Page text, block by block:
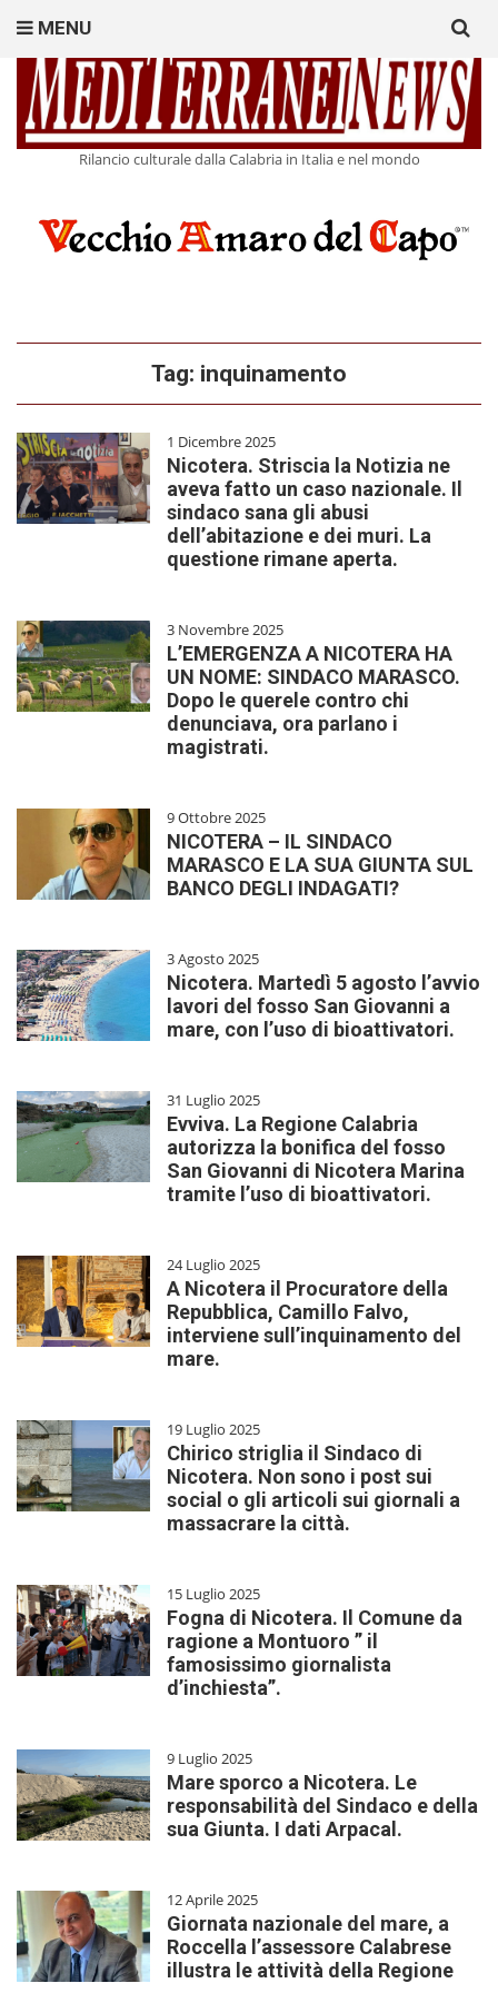
Rilancio culturale dalla Calabria in Italia e nel mondo
MENU
for:
Tag: inquinamento
1 Dicembre 2025
Nicotera. Striscia la Notizia ne
aveva fatto un caso nazionale. Il
sindaco sana gli abusi
dell’abitazione e dei muri. La
questione rimane aperta.
3 Novembre 2025
L’EMERGENZA A NICOTERA HA
UN NOME: SINDACO MARASCO.
Dopo le querele contro chi
denunciava, ora parlano i
magistrati.
9 Ottobre 2025
NICOTERA – IL SINDACO
MARASCO E LA SUA GIUNTA SUL
BANCO DEGLI INDAGATI?
3 Agosto 2025
Nicotera. Martedì 5 agosto l’avvio
lavori del fosso San Giovanni a
mare, con l’uso di bioattivatori.
31 Luglio 2025
Evviva. La Regione Calabria
autorizza la bonifica del fosso
San Giovanni di Nicotera Marina
tramite l’uso di bioattivatori.
24 Luglio 2025
A Nicotera il Procuratore della
Repubblica, Camillo Falvo,
interviene sull’inquinamento del
mare.
19 Luglio 2025
Chirico striglia il Sindaco di
Nicotera. Non sono i post sui
social o gli articoli sui giornali a
massacrare la città.
15 Luglio 2025
Fogna di Nicotera. Il Comune da
ragione a Montuoro ” il
famosissimo giornalista
d’inchiesta”.
9 Luglio 2025
Mare sporco a Nicotera. Le
responsabilità del Sindaco e della
sua Giunta. I dati Arpacal.
12 Aprile 2025
Giornata nazionale del mare, a
Roccella l’assessore Calabrese
illustra le attività della Regione